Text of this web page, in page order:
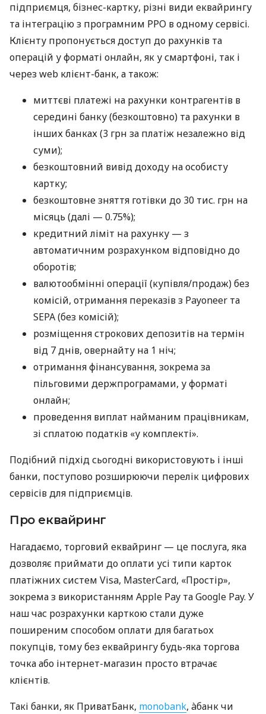
підприємця, бізнес-картку, різні види еквайрингу
та інтеграцію з програмним РРО в одному сервісі.
Клієнту пропонується доступ до рахунків та
операцій у форматі онлайн, як у смартфоні, так і
через web клієнт-банк, а також:
миттєві платежі на рахунки контрагентів в
середині банку (безкоштовно) та рахунки в
інших банках (3 грн за платіж незалежно від
суми);
безкоштовний вивід доходу на особисту
картку;
безкоштовне зняття готівки до 30 тис. грн на
місяць (далі — 0.75%);
кредитний ліміт на рахунку — з
автоматичним розрахунком відповідно до
оборотів;
валютообмінні операції (купівля/продаж) без
комісій, отримання переказів з Payoneer та
SEPA (без комісій);
розміщення строкових депозитів на термін
від 7 днів, овернайту на 1 ніч;
отримання фінансування, зокрема за
пільговими держпрограмами, у форматі
онлайн;
проведення виплат найманим працівникам,
зі сплатою податків «у комплекті».
Подібний підхід сьогодні використовують і інші
банки, поступово розширюючи перелік цифрових
сервісів для підприємців.
Про еквайринг
Нагадаємо, торговий еквайринг — це послуга, яка
дозволяє приймати до оплати усі типи карток
платіжних систем Visa, MasterCard, «Простір»,
зокрема з використанням Apple Pay та Google Pay. У
наш час розрахунки карткою стали дуже
поширеним способом оплати для багатьох
покупців, тому без еквайрингу будь-яка торгова
точка або інтернет-магазин просто втрачає
клієнтів.
Такі банки, як ПриватБанк, monobank, àбанк чи